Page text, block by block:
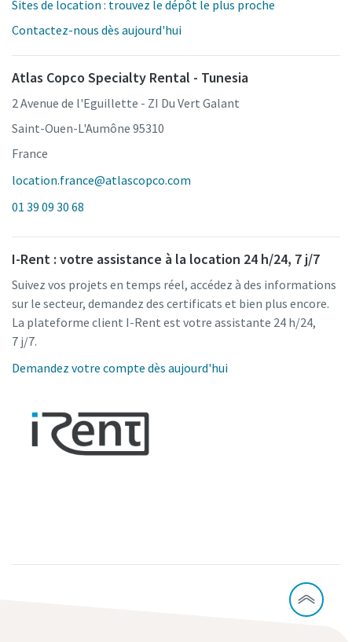
Sites de location : trouvez le dépôt le plus proche
Contactez-nous dès aujourd'hui
Atlas Copco Specialty Rental - Tunesia
2 Avenue de l'Eguillette - ZI Du Vert Galant
Saint-Ouen-L'Aumône 95310
France
location.france@atlascopco.com
01 39 09 30 68
I-Rent : votre assistance à la location 24 h/24, 7 j/7
Suivez vos projets en temps réel, accédez à des informations
sur le secteur, demandez des certificats et bien plus encore.
La plateforme client I-Rent est votre assistante 24 h/24,
7 j/7.
Demandez votre compte dès aujourd'hui